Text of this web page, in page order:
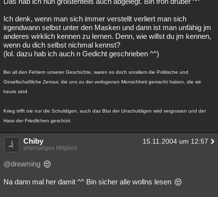
Ich denk, wenn man sich immer verstellt verliert man sich
irgendwann selbst unter den Masken und dann ist man unfähig jm
anderes wirklich kennen zu lernen. Denn, wie willst du jm kennen,
wenn du dich selbst nichmal kennst?
(lol. dazu hab ich auch n Gedicht geschrieben ^^)
Bei all den Fehlern unserer Geschichte, waren es doch vorallem die Politische und
Gesellschaftliche Zensur, die uns zu der verlogenen Menschheit gemacht haben, die wir
heute sind.
Krieg trifft nie nur die Schuldigen, auch das Blut der Unschuldigen wird vergossen und der
Hass der Friedlichen geschürt.
Chiby 15.11.2004 um 12:57
ehemaliges Mitglied
@dreaming
Na dann mal her damit ^^ Bin sicher alle wollns lesen